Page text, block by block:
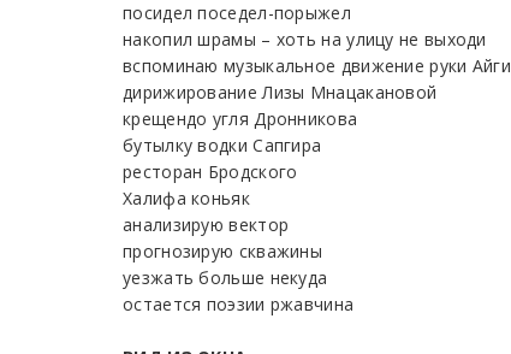
посидел поседел-порыжел
накопил шрамы – хоть на улицу не выходи
вспоминаю музыкальное движение руки Айги
дирижирование Лизы Мнацакановой
крещендо угля Дронникова
бутылку водки Сапгира
ресторан Бродского
Халифа коньяк
анализирую вектор
прогнозирую скважины
уезжать больше некуда
остается поэзии ржавчина